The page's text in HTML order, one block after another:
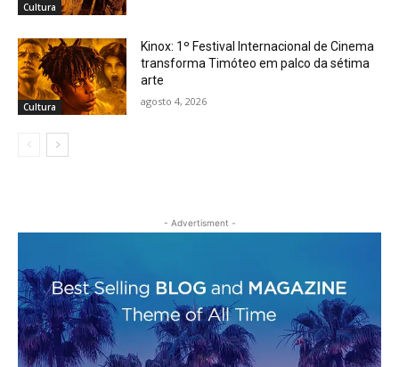
Cultura
Cultura
Kinox: 1º Festival Internacional de Cinema
transforma Timóteo em palco da sétima
arte
agosto 4, 2026
- Advertisment -